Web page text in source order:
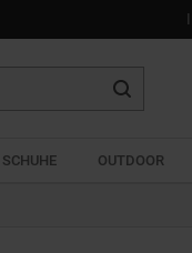
SCHUHE OUTDOOR